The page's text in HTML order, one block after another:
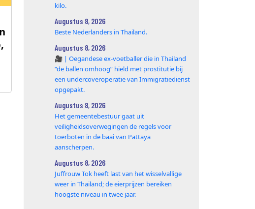
kilo.
Augustus 8, 2026
Beste Nederlanders in Thailand.
Augustus 8, 2026
🎥 | Oegandese ex-voetballer die in Thailand
“de ballen omhoog” hield met prostitutie bij
een undercoveroperatie van Immigratiedienst
opgepakt.
Augustus 8, 2026
Het gemeentebestuur gaat uit
veiligheidsoverwegingen de regels voor
toerboten in de baai van Pattaya
aanscherpen.
Augustus 8, 2026
Juffrouw Tok heeft last van het wisselvallige
weer in Thailand; de eierprijzen bereiken
hoogste niveau in twee jaar.